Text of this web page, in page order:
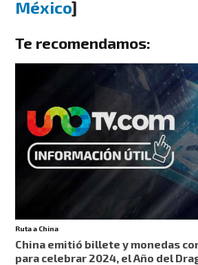
México]
Te recomendamos:
Ruta a China
China emitió billete y monedas
para celebrar 2024, el Año del